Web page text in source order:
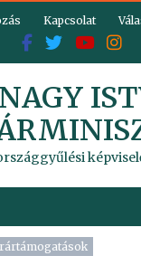
Kapcsolat